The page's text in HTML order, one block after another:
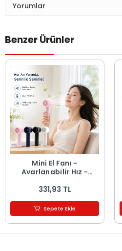
Yorumlar
Benzer Ürünler
Mini El Fanı -
Ayarlanabilir Hız -
Karışık Renk
331,93 TL
Sepete Ekle